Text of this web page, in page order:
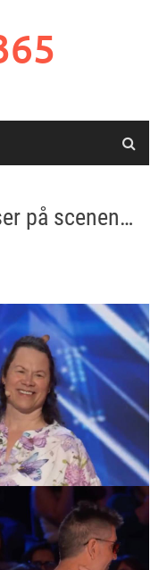
på scenen…